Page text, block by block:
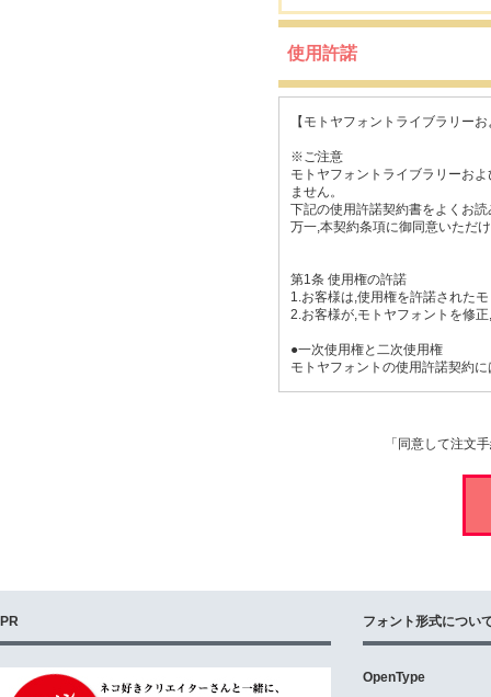
使用許諾
【モトヤフォントライブラリー
※ご注意
モトヤフォントライブラリーお
ません。
下記の使用許諾契約書をよくお
万一,本契約条項に御同意いただ
第1条 使用権の許諾
1.お客様は,使用権を許諾された
2.お客様が,モトヤフォントを修
●一次使用権と二次使用権
モトヤフォントの使用許諾契約
・PDF埋め込み・配布
・WEB(文字の画像利用のみ)
・ゲーム・アプリ(文字の画像利
・ゲーム・アプリ(フォントの組
・映像・動画(専用機器・プログ
・ロゴ(商標登録を行う場合)
※二次使用権の行使にあたり,別
また,前述の使用範囲はあくまで
「同意して注文
PR フォント形式につい
OpenType